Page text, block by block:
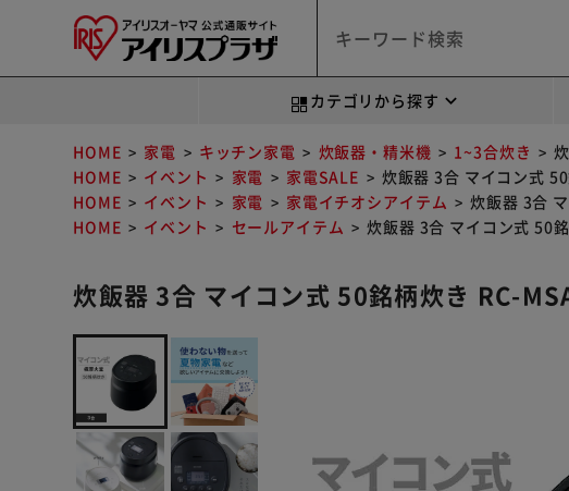
カテゴリから探す
HOME 家電 キッチン家電 炊飯器・精米機 1~3合炊き
HOME
イベント 家電 家電SALE
炊飯器 3合 マイコン式
HOME
イベント 家電 家電イチオシアイテム
炊飯器 3合
HOME
イベント セールアイテム 炊飯器 3合 マイコン式 50
炊飯器 3合 マイコン式 50銘柄炊き RC-